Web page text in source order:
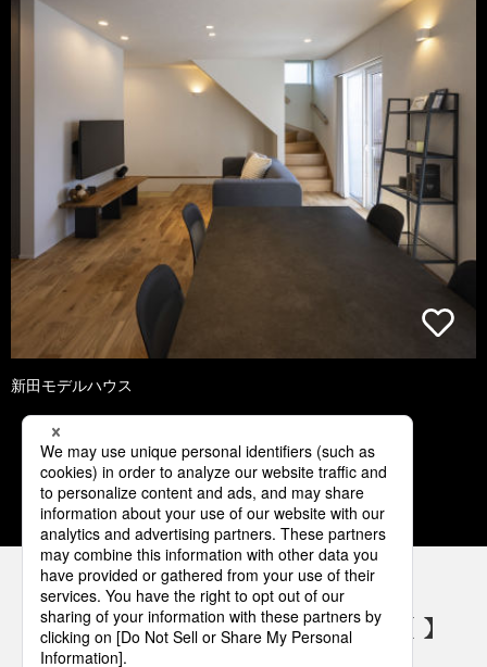
新田モデルハウス
1 2 3 4 5
パナソニックの電気設備 SNSアカウント